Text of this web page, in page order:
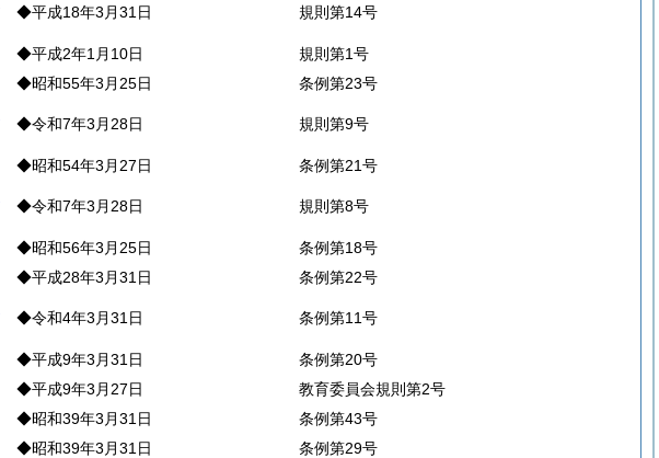
◆平成18年3月31日 規則第14号
◆平成2年1月10日
規則第1号
◆昭和55年3月25日
条例第23号
◆令和7年3月28日 規則第9号
◆昭和54年3月27日
条例第21号
◆令和7年3月28日 規則第8号
◆昭和56年3月25日
条例第18号
◆平成28年3月31日
条例第22号
◆令和4年3月31日 条例第11号
◆平成9年3月31日
条例第20号
◆平成9年3月27日
教育委員会規則第2号
◆昭和39年3月31日
条例第43号
◆昭和39年3月31日
条例第29号